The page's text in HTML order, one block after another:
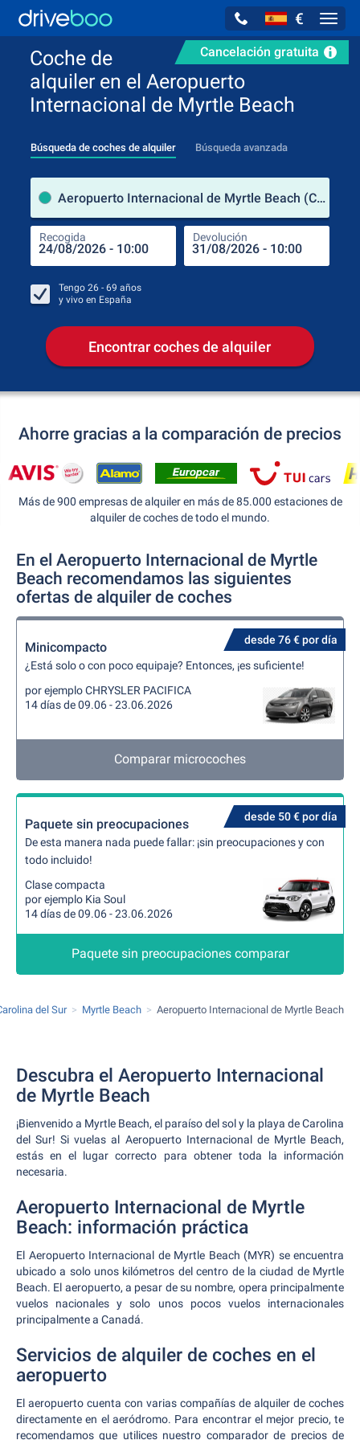
€
Cancelación gratuita
Coche de
alquiler en el Aeropuerto
Internacional de Myrtle Beach
Búsqueda de coches de alquiler Búsqueda avanzada
Aeropuerto Internacional de Myrtle Beach (Carolina del Sur / Estados Unidos de América)
Recogida Devolución
Tengo 26 - 69 años
y vivo en España
Encontrar coches de alquiler
Ahorre gracias a la comparación de precios
Más de 900 empresas de alquiler en más de 85.000 estaciones de
alquiler de coches de todo el mundo.
En el Aeropuerto Internacional de Myrtle
Beach recomendamos las siguientes
ofertas de alquiler de coches
desde 76 € por día
Minicompacto
¿Está solo o con poco equipaje? Entonces, ¡es suficiente!
por ejemplo CHRYSLER PACIFICA
14 días de 09.06 - 23.06.2026
Comparar microcoches
desde 50 € por día
Paquete sin preocupaciones
De esta manera nada puede fallar: ¡sin preocupaciones y con
todo incluido!
Clase compacta
por ejemplo Kia Soul
14 días de 09.06 - 23.06.2026
Paquete sin preocupaciones comparar
del Sur Myrtle Beach Aeropuerto Internacional de Myrtle Beach
Descubra el Aeropuerto Internacional
de Myrtle Beach
¡Bienvenido a Myrtle Beach, el paraíso del sol y la playa de Carolina
del Sur! Si vuelas al Aeropuerto Internacional de Myrtle Beach,
estás en el lugar correcto para obtener toda la información
necesaria.
Aeropuerto Internacional de Myrtle
Beach: información práctica
El Aeropuerto Internacional de Myrtle Beach (MYR) se encuentra
ubicado a solo unos kilómetros del centro de la ciudad de Myrtle
Beach. El aeropuerto, a pesar de su nombre, opera principalmente
vuelos nacionales y solo unos pocos vuelos internacionales
principalmente a Canadá.
Servicios de alquiler de coches en el
aeropuerto
El aeropuerto cuenta con varias compañías de alquiler de coches
directamente en el aeródromo. Para encontrar el mejor precio, te
recomendamos que utilices nuestro comparador de precios de